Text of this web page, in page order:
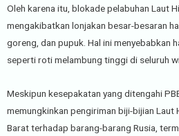
Oleh karena itu, blokade pelabuhan Laut
mengakibatkan lonjakan besar-besaran
goreng, dan pupuk. Hal ini menyebabkan
seperti roti melambung tinggi di seluruh
Meskipun kesepakatan yang ditengahi
memungkinkan pengiriman biji-bijian Laut
Barat terhadap barang-barang Rusia,